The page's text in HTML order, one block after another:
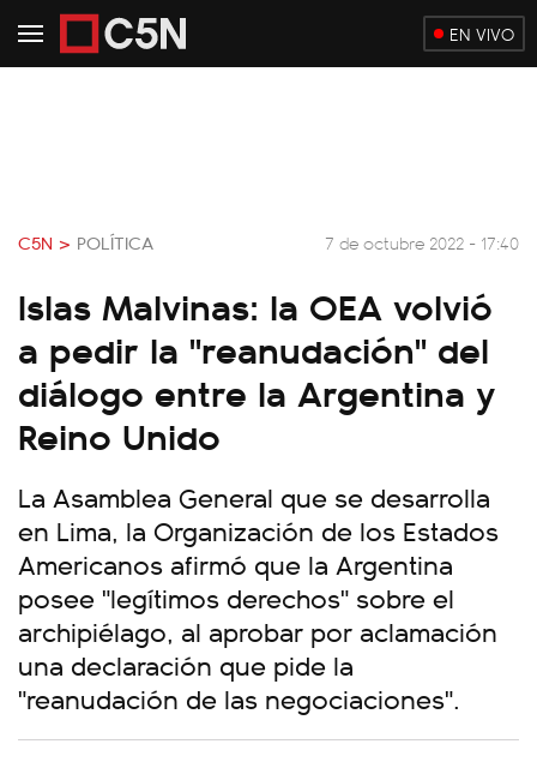
EN VIVO
C5N > POLÍTICA 7 de octubre 2022 - 17:40
Islas Malvinas: la OEA volvió
a pedir la "reanudación" del
diálogo entre la Argentina y
Reino Unido
La Asamblea General que se desarrolla
en Lima, la Organización de los Estados
Americanos afirmó que la Argentina
posee "legítimos derechos" sobre el
archipiélago, al aprobar por aclamación
una declaración que pide la
"reanudación de las negociaciones".